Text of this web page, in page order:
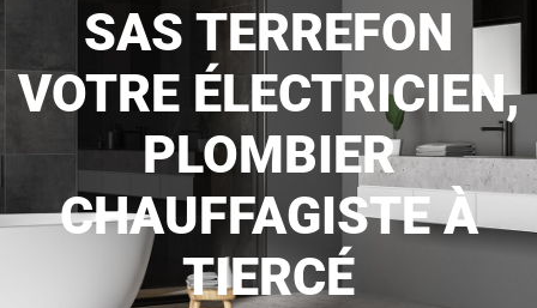
SAS TERREFON
VOTRE ÉLECTRICIEN,
PLOMBIER
CHAUFFAGISTE À
TIERCÉ